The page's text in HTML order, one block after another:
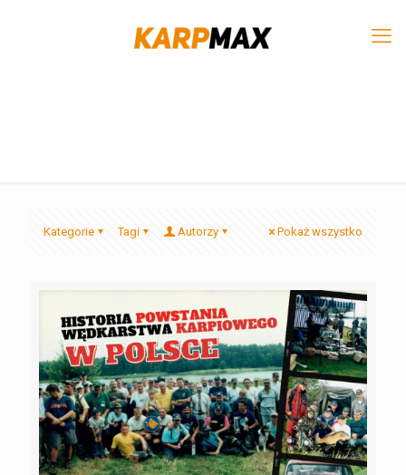
Kategorie Tagi Autorzy Pokaż wszystko